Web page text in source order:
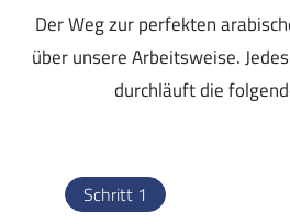
Der Weg zur perfekten
über unsere Arbeitsweise.
durchläuft die
Schritt 1